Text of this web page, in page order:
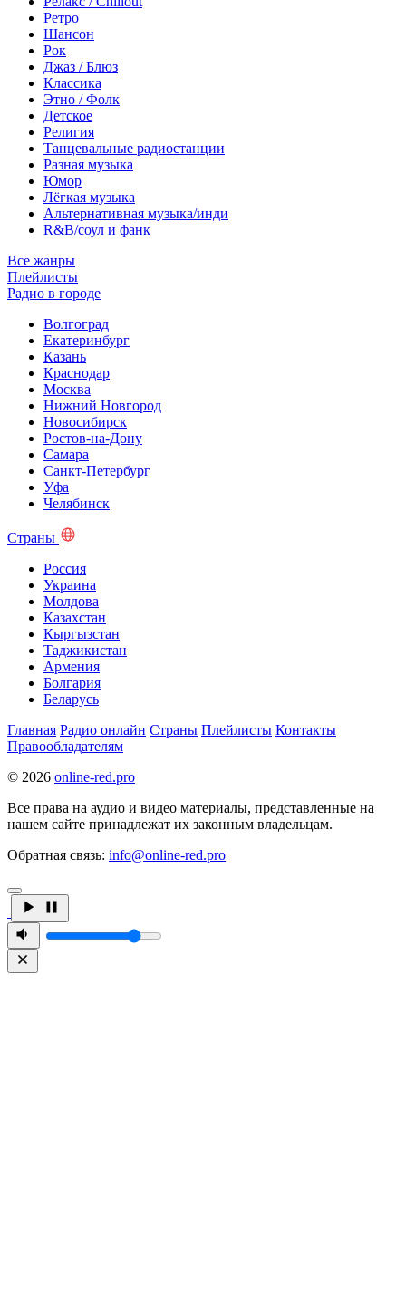
Ретро
Шансон
Рок
Джаз / Блюз
Классика
Этно / Фолк
Детское
Религия
Танцевальные радиостанции
Разная музыка
Юмор
Лёгкая музыка
Альтернативная музыка/инди
R&B/cоул и фанк
Все жанры
Плейлисты
Радио в городе
Волгоград
Екатеринбург
Казань
Краснодар
Москва
Нижний Новгород
Новосибирск
Ростов-на-Дону
Самара
Санкт-Петербург
Уфа
Челябинск
Страны
Россия
Украина
Молдова
Казахстан
Кыргызстан
Таджикистан
Армения
Болгария
Беларусь
Главная Радио онлайн Страны Плейлисты Контакты
Правообладателям
© 2026 online-red.pro
Все права на аудио и видео материалы, представленные на
нашем сайте принадлежат их законным владельцам.
Обратная связь: info@online-red.pro